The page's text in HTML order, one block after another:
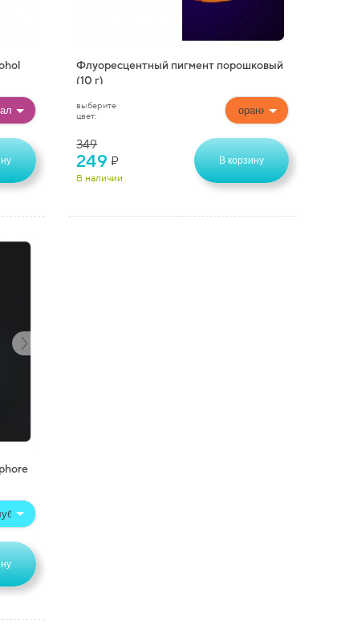
Флуоресцентный пигмент порошковый
(10 г)
выберите
цвет:
349
249 ₽
В наличии
В корзину